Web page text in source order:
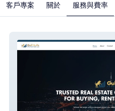
客戶專案 關於 服務與費率